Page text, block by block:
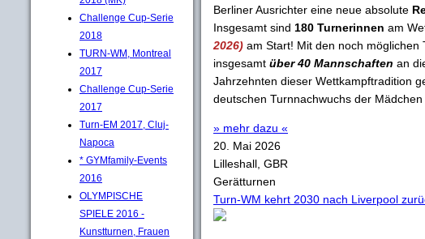
Challenge Cup-Serie
2018
TURN-WM, Montreal
2017
Challenge Cup-Serie
2017
Turn-EM 2017, Cluj-
Napoca
* GYMfamily-Events
2016
OLYMPISCHE
SPIELE 2016 -
Kunstturnen, Frauen
Berliner Ausrichter eine neue absolute
Insgesamt sind 180 Turnerinnen am
2026) am Start! Mit den noch möglichen
insgesamt über 40 Mannschaften an
Jahrzehnten dieser Wettkampftradition
deutschen Turnnachwuchs der Mädchen
» mehr dazu «
20. Mai 2026
Lilleshall, GBR
Gerätturnen
Turn-WM kehrt 2030 nach Liverpool